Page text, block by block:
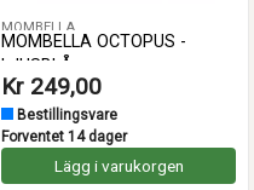
MOMBELLA
MOMBELLA OCTOPUS -
LJUSBLÅ
Kr 249,00
Bestillingsvare
Forventet 14 dager
Lägg i varukorgen